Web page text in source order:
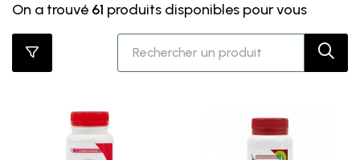
On a trouvé 61 produits disponibles pour vous